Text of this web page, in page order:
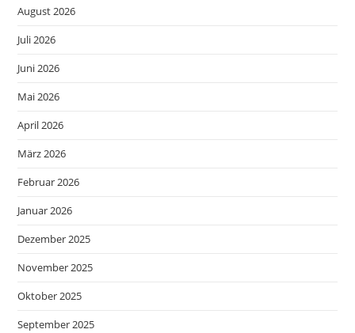
August 2026
Juli 2026
Juni 2026
Mai 2026
April 2026
März 2026
Februar 2026
Januar 2026
Dezember 2025
November 2025
Oktober 2025
September 2025